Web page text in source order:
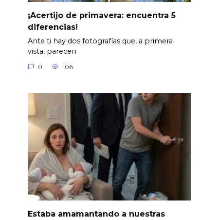
¡Acertijo de primavera: encuentra 5
diferencias!
Ante ti hay dos fotografías que, a primera
vista, parecen
0 106
Estaba amamantando a nuestras